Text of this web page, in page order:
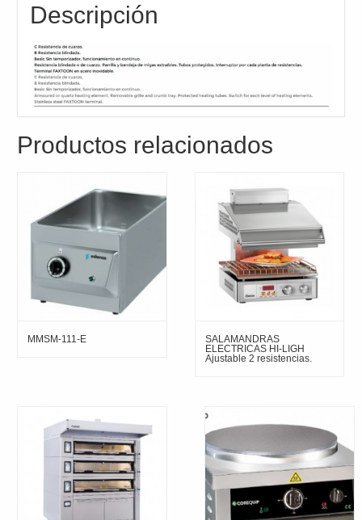
Descripción
Productos relacionados
MMSM-111-E
SALAMANDRAS
ELECTRICAS HI-LIGH
Ajustable 2 resistencias.